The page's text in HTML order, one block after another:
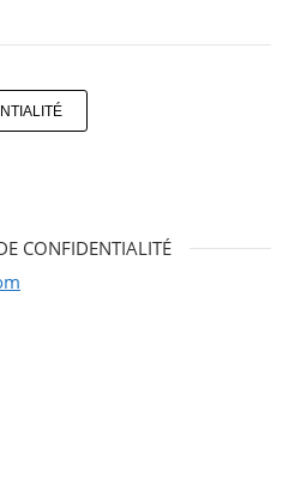
CONFIDENTIALITÉ